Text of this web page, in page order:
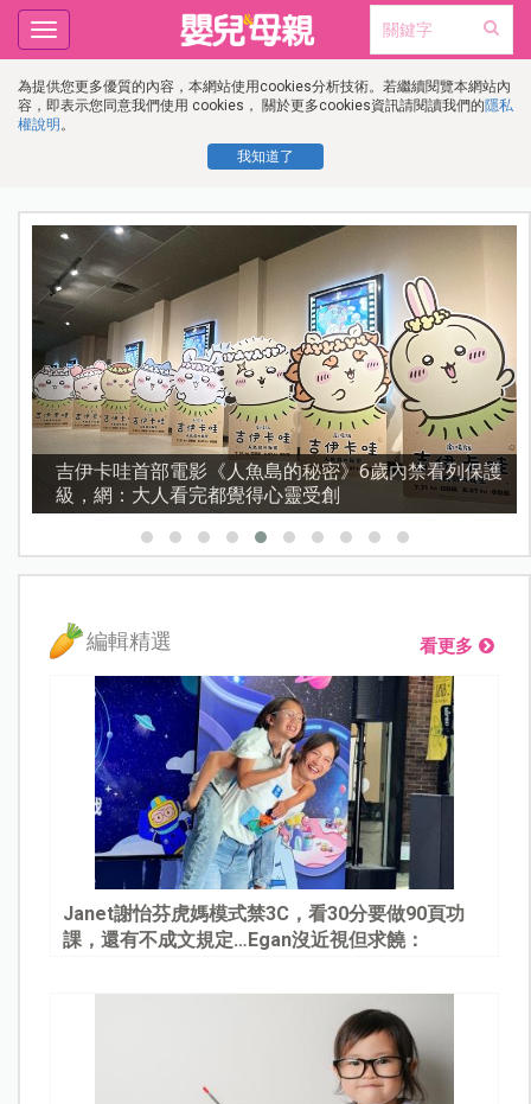
為提供您更多優質的內容，本網站使用cookies分析技術。若繼續閱覽本網站內
容，即表示您同意我們使用 cookies， 關於更多cookies資訊請閱讀我們的隱私
權說明 。
我知道了
Toggle
navigation
吉伊卡哇首部電影《人魚島的秘密》6歲內禁看列保護
級，網：大人看完都覺得心靈受創
編輯精選 看更多
Janet謝怡芬虎媽模式禁3C，看30分要做90頁功
課，還有不成文規定…Egan沒近視但求饒：